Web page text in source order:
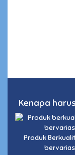
Kenapa harus
Produk